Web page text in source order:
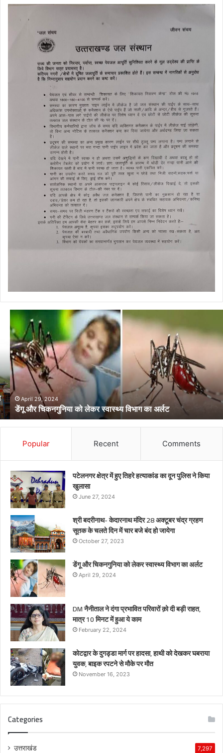
चिकनगुनिया
लेकर
स्वास्थ्य
विभाग
का
अर्लट April 29, 2024
डेंगू और चिकनगुनिया को लेकर स्वास्थ्य विभाग का अर्लट
Popular Recent Comments
पटेलनगर क्षेत्र में हुए तिहरे हत्याकांड का दून पुलिस ने किया
खुलासा
June 27, 2024
श्री बदरीनाथ- केदारनाथ मंदिर 28 अक्टूबर चंद्र ग्रहण
सूतक के चलते दिन में चार बजे बंद हो जायेगा
October 27, 2023
डेंगू और चिकनगुनिया को लेकर स्वास्थ्य विभाग का अर्लट
April 29, 2024
DM नैनीताल ने दंगा प्रभावित परिवारों क़ो दी बड़ी राहत,
मात्र 10 मिनट में हुआ ये काम
February 22, 2024
कोटद्वार के दुगड्डा मार्ग पर हादसा, हाथी को देखकर घबराया
युवक, बाइक रपटने से मौके पर मौत
November 16, 2023
Categories
उत्तराखंड 7,297